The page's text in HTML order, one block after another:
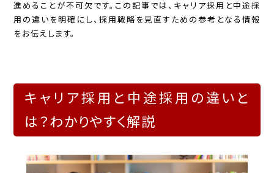
進めることが不可欠です。この記事では、キャリア採用と中途採
用の違いを明確にし、採用戦略を見直すための参考となる情報
をお伝えします。
キャリア採用と中途採用の違いと
は？わかりやすく解説